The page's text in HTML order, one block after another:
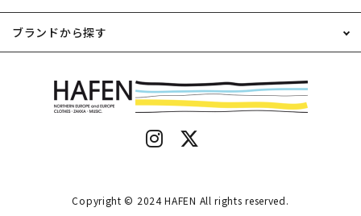
ブランドから探す
Copyright © 2024 HAFEN All rights reserved.